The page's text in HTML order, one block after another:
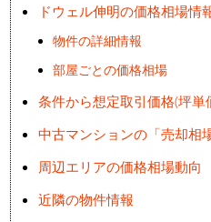
ドウェル伸明の価格相場情
物件の詳細情報
部屋ごとの価格相場
条件から想定取引価格(坪単
中古マンションの「売却相
周辺エリアの価格相場動向
近隣の物件情報